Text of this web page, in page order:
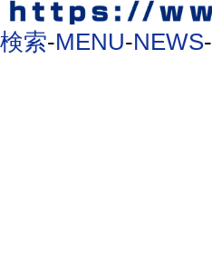
検索-MENU-NEWS-